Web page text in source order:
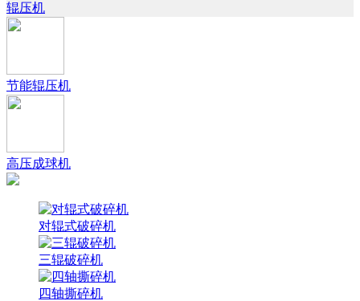
辊压机
节能辊压机
高压成球机
对辊式破碎机
三辊破碎机
四轴撕碎机